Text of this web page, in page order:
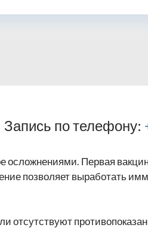
Запись по телефону:
осложнениями. Первая
позволяет выработать
отсутствуют